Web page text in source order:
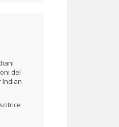
del
Indian